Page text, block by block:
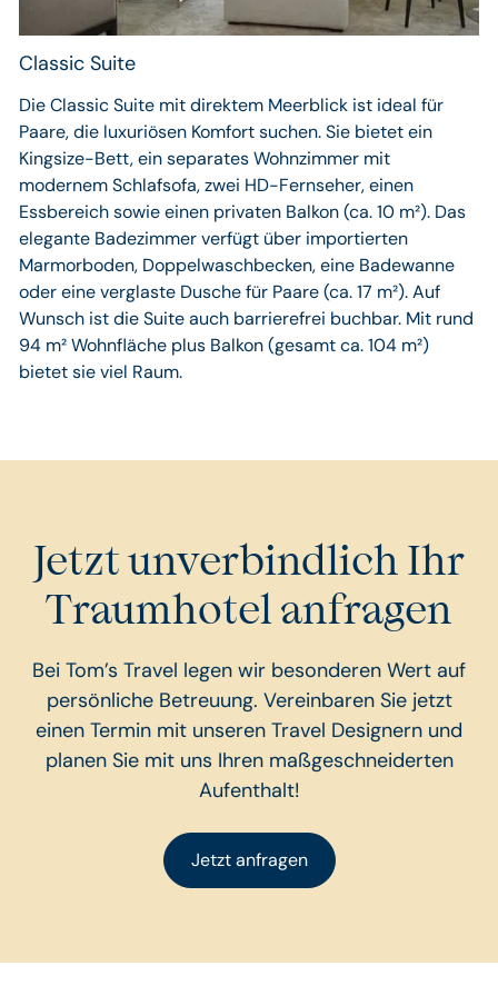
Classic Suite
Die Classic Suite mit direktem Meerblick ist ideal für
Paare, die luxuriösen Komfort suchen. Sie bietet ein
Kingsize-Bett, ein separates Wohnzimmer mit
modernem Schlafsofa, zwei HD-Fernseher, einen
Essbereich sowie einen privaten Balkon (ca. 10 m²). Das
elegante Badezimmer verfügt über importierten
Marmorboden, Doppelwaschbecken, eine Badewanne
oder eine verglaste Dusche für Paare (ca. 17 m²). Auf
Wunsch ist die Suite auch barrierefrei buchbar. Mit rund
94 m² Wohnfläche plus Balkon (gesamt ca. 104 m²)
bietet sie viel Raum.
Jetzt unverbindlich Ihr
Traumhotel anfragen
Bei Tom’s Travel legen wir besonderen Wert auf
persönliche Betreuung. Vereinbaren Sie jetzt
einen Termin mit unseren Travel Designern und
planen Sie mit uns Ihren maßgeschneiderten
Aufenthalt!
Jetzt anfragen